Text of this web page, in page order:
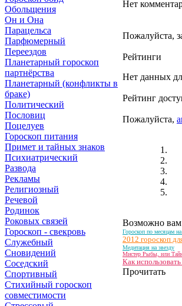
Обольщения
Он и Она
Парацельса
Парфюмерный
Переездов
Планетарный гороскоп
партнёрства
Планетарный (конфликты в
браке)
Политический
Пословиц
Поцелуев
Гороскоп питания
Примет и тайных знаков
Психиатрический
Развода
Рекламы
Религиозный
Речевой
Родинок
Роковых связей
Гороскоп - свекровь
Служебный
Сновидений
Соседский
Спортивный
Стихийный гороскоп
совместимости
Нет
Пожалуйста,
Рейтинги
Нет данных
Рейтинг
Пожалуйста,
Возможно вам
Гороскоп по месяцам
2012 гороскоп
Медитация на звезду
Мистер Рыбы, или
Как
Прочитать